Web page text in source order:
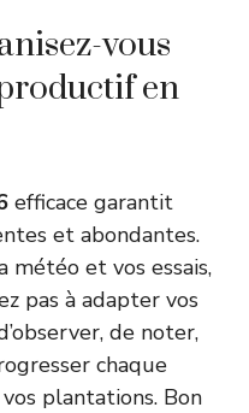
vous
en
efficace garantit
et abondantes.
météo et vos essais,
pas à adapter vos
de noter,
chaque
plantations. Bon